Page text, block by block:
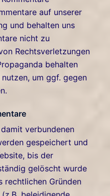
auf unserer
und behalten uns
nicht zu
Rechtsverletzungen
behalten
um ggf. gegen
verbundenen
gespeichert und
bis der
gelöscht wurde
rechtlichen Gründen